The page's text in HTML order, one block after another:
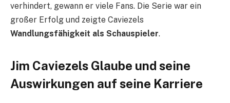
verhindert, gewann er viele Fans. Die Serie war ein
großer Erfolg und zeigte Caviezels
Wandlungsfähigkeit als Schauspieler.
Jim Caviezels Glaube und seine
Auswirkungen auf seine Karriere